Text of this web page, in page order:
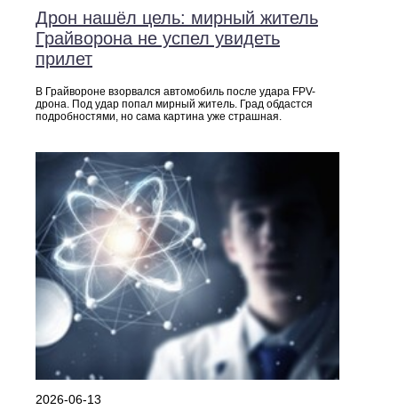
Дрон нашёл цель: мирный житель
Грайворона не успел увидеть
прилет
В Грайвороне взорвался автомобиль после удара FPV-
дрона. Под удар попал мирный житель. Град обдастся
подробностями, но сама картина уже страшная.
2026-06-13